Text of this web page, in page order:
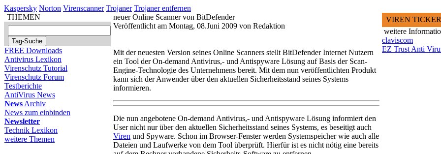
Kaspersky Norton Virenscanner Trojaner Trojaner entfernen
THEMEN
FREE Downloads
Antivirus Lexikon
Virenschutz Tutorial
Virenschutz Forum
Testberichte
AntiVirus News
News Archiv
News zum einbinden
Newsletter
Technik Lexikon
weitere Themen
neuer Online Scanner von BitDefender
Veröffentlicht am Montag, 08.Juni 2009 von Redaktion
Mit der neuesten Version seines Online Scanners stellt BitDefender Internet Nutzern
ein Tool der On-demand Antivirus,- und Antispyware Lösung auf Basis der Scan-
Engine-Technologie des Unternehmens bereit. Mit dem nun veröffentlichten Produkt
kann sich der Anwender über den aktuellen Sicherheitsstand seines Systems
informieren.
Die nun angebotene On-demand Antivirus,- und Antispyware Lösung informiert den
User nicht nur über den aktuellen Sicherheitsstand seines Systems, es beseitigt auch
Viren und Spyware. Schon im Browser-Fenster werden Systemspeicher wie auch alle
Dateien und Laufwerke von dem Tool überprüft. Hierfür ist es nicht nötig eine bereits
VIREN TICKER
weitere
claviscom
EZ Trust Anti